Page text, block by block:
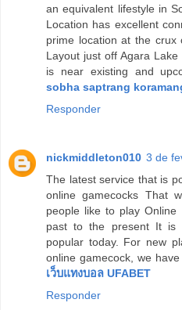
an equivalent lifestyle in
Location has excellent
prime location at the crux
Layout just off Agara
is near existing and
sobha saptrang
Responder
nickmiddleton010 3 de
The latest service that is
online gamecocks That
people like to play Online
past to the present It is
popular today. For new
online gamecock, we
เว็บแทงบอล UFABET
Responder